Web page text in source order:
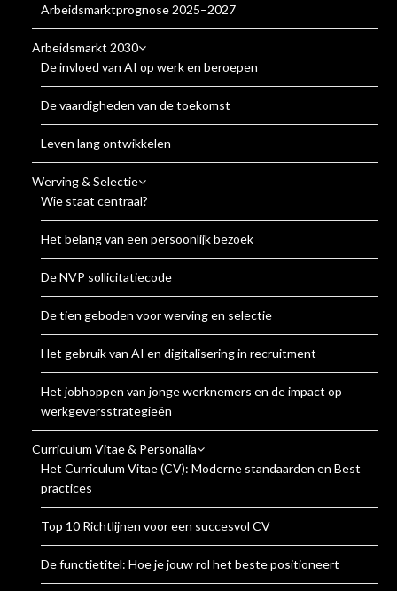
Arbeidsmarktprognose 2025–2027
Arbeidsmarkt 2030
De invloed van AI op werk en beroepen
De vaardigheden van de toekomst
Leven lang ontwikkelen
Werving & Selectie
Wie staat centraal?
Het belang van een persoonlijk bezoek
De NVP sollicitatiecode
De tien geboden voor werving en selectie
Het gebruik van AI en digitalisering in recruitment
Het jobhoppen van jonge werknemers en de impact op
werkgeversstrategieën
Curriculum Vitae & Personalia
Het Curriculum Vitae (CV): Moderne standaarden en Best
practices
Top 10 Richtlijnen voor een succesvol CV
De functietitel: Hoe je jouw rol het beste positioneert